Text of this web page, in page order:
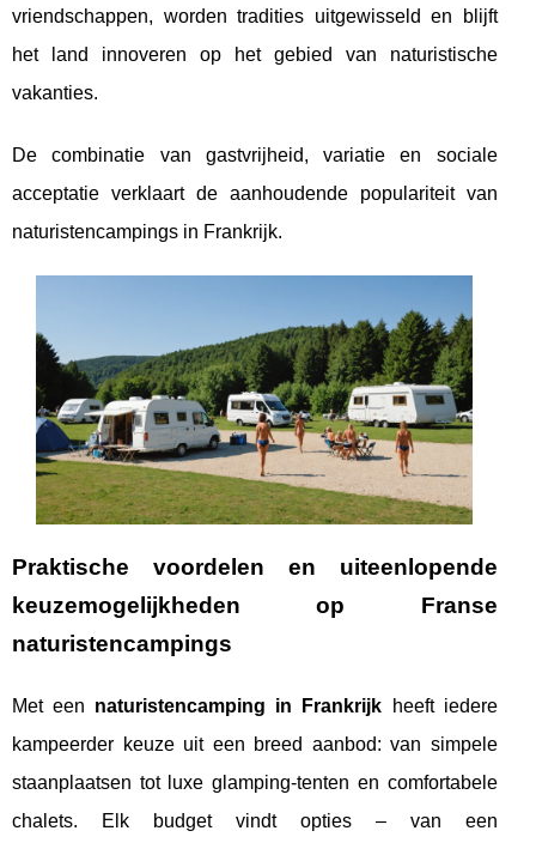
vriendschappen, worden tradities uitgewisseld en blijft
het land innoveren op het gebied van naturistische
vakanties.
De combinatie van gastvrijheid, variatie en sociale
acceptatie verklaart de aanhoudende populariteit van
naturistencampings in Frankrijk.
Praktische voordelen en uiteenlopende
keuzemogelijkheden op Franse
naturistencampings
Met een naturistencamping in Frankrijk heeft iedere
kampeerder keuze uit een breed aanbod: van simpele
staanplaatsen tot luxe glamping‐tenten en comfortabele
chalets. Elk budget vindt opties – van een